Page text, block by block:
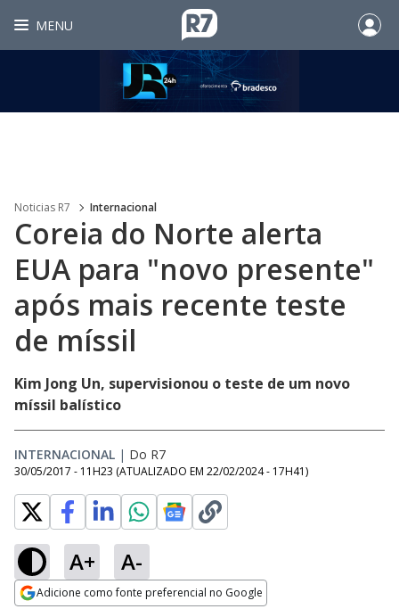
MENU
Noticias R7 Internacional
Coreia do Norte alerta
EUA para "novo presente"
após mais recente teste
de míssil
Kim Jong Un, supervisionou o teste de um novo
míssil balístico
INTERNACIONAL | Do R7
30/05/2017 - 11H23 (ATUALIZADO EM 22/02/2024 - 17H41)
A+ A-
Adicione como fonte preferencial no Google